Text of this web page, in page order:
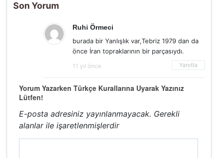
Son Yorum
Ruhi Örmeci
burada bir Yanlışlık var,Tebriz 1979 dan da
önce İran topraklarının bir parçasıydı.
11 yıl önce Yanıtla
Yorum Yazarken Türkçe Kurallarına Uyarak Yazınız
Lütfen!
E-posta adresiniz yayınlanmayacak. Gerekli
alanlar ile işaretlenmişlerdir